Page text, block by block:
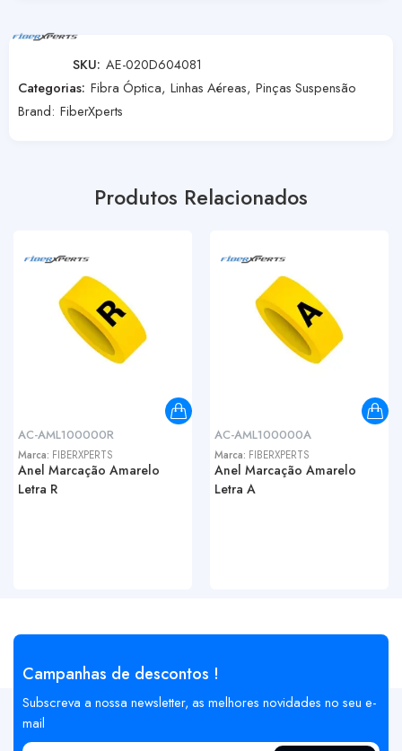
SKU: AE-020D604081
Categorias: Fibra Óptica, Linhas Aéreas, Pinças Suspensão
Brand: FiberXperts
Produtos Relacionados
AC-AML100000R
Marca: FIBERXPERTS
Anel Marcação Amarelo
Letra R
AC-AML100000A
Marca: FIBERXPERTS
Anel Marcação Amarelo
Letra A
Campanhas de descontos !
Subscreva a nossa newsletter, as melhores novidades no seu e-
mail